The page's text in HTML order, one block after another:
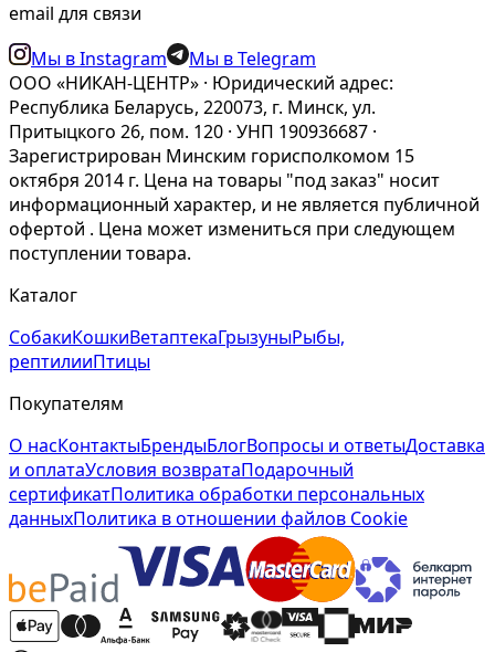
email для связи
Мы в Instagram
Мы в Telegram
ООО «НИКАН-ЦЕНТР» · Юридический адрес:
Республика Беларусь, 220073, г. Минск, ул.
Притыцкого 26, пом. 120 · УНП 190936687 ·
Зарегистрирован Минским горисполкомом 15
октября 2014 г. Цена на товары "под заказ" носит
информационный характер, и не является публичной
офертой . Цена может измениться при следующем
поступлении товара.
Каталог
СобакиКошкиВетаптекаГрызуныРыбы,
рептилииПтицы
Покупателям
О насКонтактыБрендыБлогВопросы и ответыДоставка
и оплатаУсловия возвратаПодарочный
сертификатПолитика обработки персональных
данныхПолитика в отношении файлов Cookie